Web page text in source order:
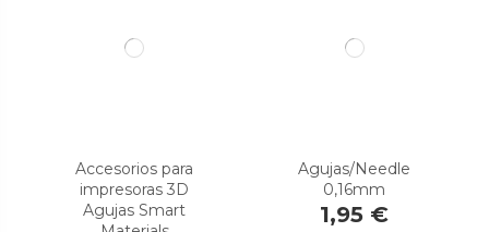
Accesorios para
impresoras 3D
Agujas Smart
Agujas/Needle
0,16mm
1,95 €